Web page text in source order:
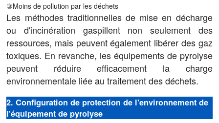
③Moins de pollution par les déchets
Les méthodes traditionnelles de mise en décharge
ou d'incinération gaspillent non seulement des
ressources, mais peuvent également libérer des gaz
toxiques. En revanche, les équipements de pyrolyse
peuvent réduire efficacement la charge
environnementale liée au traitement des déchets.
2. Configuration de protection de l'environnement de
l'équipement de pyrolyse